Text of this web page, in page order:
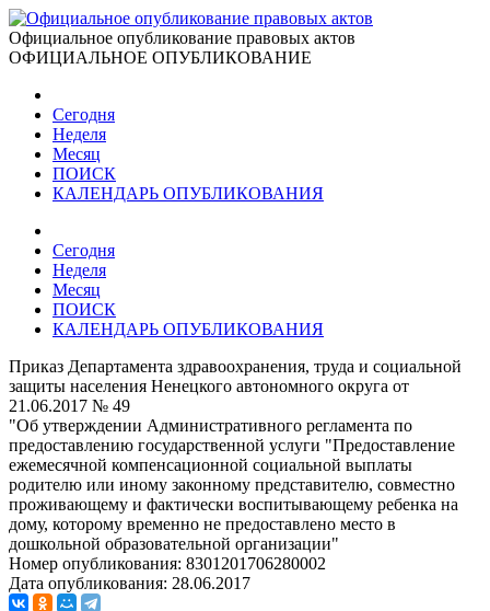
Официальное опубликование правовых актов
ОФИЦИАЛЬНОЕ ОПУБЛИКОВАНИЕ
Сегодня
Неделя
Месяц
ПОИСК
КАЛЕНДАРЬ ОПУБЛИКОВАНИЯ
Сегодня
Неделя
Месяц
ПОИСК
КАЛЕНДАРЬ ОПУБЛИКОВАНИЯ
Приказ Департамента здравоохранения, труда и социальной
защиты населения Ненецкого автономного округа от
21.06.2017 № 49
"Об утверждении Административного регламента по
предоставлению государственной услуги "Предоставление
ежемесячной компенсационной социальной выплаты
родителю или иному законному представителю, совместно
проживающему и фактически воспитывающему ребенка на
дому, которому временно не предоставлено место в
дошкольной образовательной организации"
Номер опубликования: 8301201706280002
Дата опубликования: 28.06.2017